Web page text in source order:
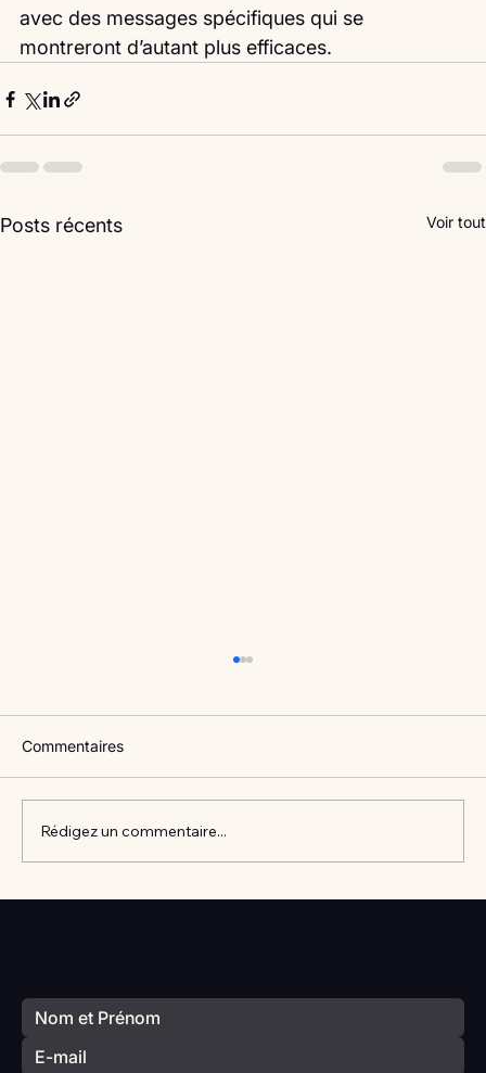
avec des messages spécifiques qui se
montreront d’autant plus efficaces.
Posts récents Voir tout
Commentaires
Rédigez un commentaire...